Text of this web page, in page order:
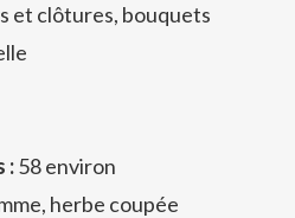
et clôtures, bouquets
:58 environ
herbe coupée